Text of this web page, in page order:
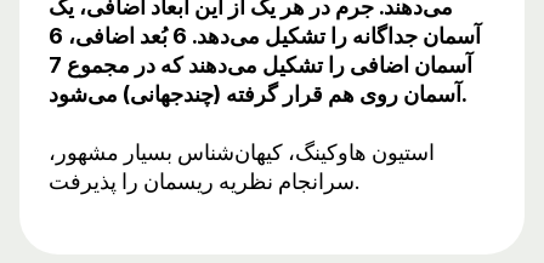
می‌دهند. جرم در هر یک از این ابعاد اضافی، یک
آسمان جداگانه را تشکیل می‌دهد. 6 بُعد اضافی، 6
آسمان اضافی را تشکیل می‌دهند که در مجموع 7
آسمان روی هم قرار گرفته (چندجهانی) می‌شود.
استیون هاوکینگ، کیهان‌شناس بسیار مشهور،
سرانجام نظریه ریسمان را پذیرفت.